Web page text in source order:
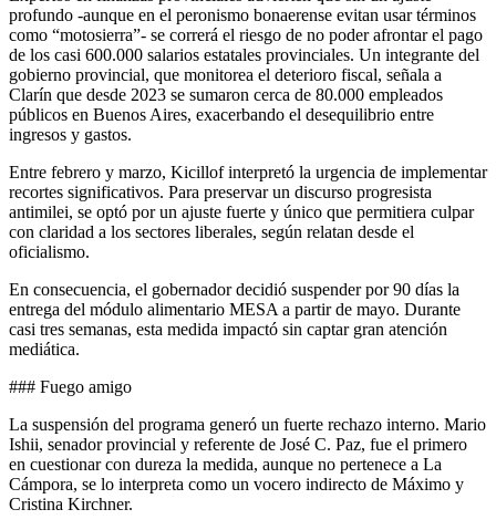
profundo -aunque en el peronismo bonaerense evitan usar términos
como “motosierra”- se correrá el riesgo de no poder afrontar el pago
de los casi 600.000 salarios estatales provinciales. Un integrante del
gobierno provincial, que monitorea el deterioro fiscal, señala a
Clarín que desde 2023 se sumaron cerca de 80.000 empleados
públicos en Buenos Aires, exacerbando el desequilibrio entre
ingresos y gastos.
Entre febrero y marzo, Kicillof interpretó la urgencia de implementar
recortes significativos. Para preservar un discurso progresista
antimilei, se optó por un ajuste fuerte y único que permitiera culpar
con claridad a los sectores liberales, según relatan desde el
oficialismo.
En consecuencia, el gobernador decidió suspender por 90 días la
entrega del módulo alimentario MESA a partir de mayo. Durante
casi tres semanas, esta medida impactó sin captar gran atención
mediática.
### Fuego amigo
La suspensión del programa generó un fuerte rechazo interno. Mario
Ishii, senador provincial y referente de José C. Paz, fue el primero
en cuestionar con dureza la medida, aunque no pertenece a La
Cámpora, se lo interpreta como un vocero indirecto de Máximo y
Cristina Kirchner.